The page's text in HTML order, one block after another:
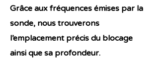
Grâce aux fréquences émises par la
sonde, nous trouverons
l’emplacement précis du blocage
ainsi que sa profondeur.